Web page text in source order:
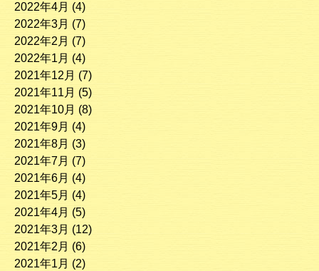
2022年4月 (4)
2022年3月 (7)
2022年2月 (7)
2022年1月 (4)
2021年12月 (7)
2021年11月 (5)
2021年10月 (8)
2021年9月 (4)
2021年8月 (3)
2021年7月 (7)
2021年6月 (4)
2021年5月 (4)
2021年4月 (5)
2021年3月 (12)
2021年2月 (6)
2021年1月 (2)